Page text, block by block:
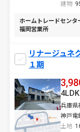
建物
ホームトレードセンタ
福岡営業所
リナージュ
１期
兵庫県
神戸電
土地
4LDK